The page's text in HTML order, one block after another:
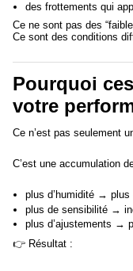
des frottements qui
Ce ne sont pas des
Ce sont des conditions
Pourquoi
votre
Ce n’est pas seulement
C’est une accumulation
plus d’humidité → plus
plus de sensibilité →
plus d’ajustements →
👉 Résultat :